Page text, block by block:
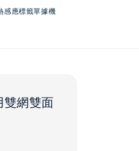
感應標籤單據機
雙網雙面